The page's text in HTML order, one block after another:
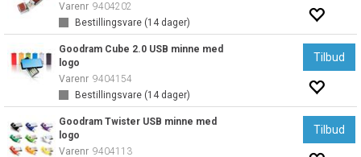
Varenr 9404202
Bestillingsvare (14dager)
Goodram Cube 2.0 USB minne med
logo
Varenr 9404154
Bestillingsvare (14dager)
Tilbud
Goodram Twister USB minne med
logo
Varenr 9404113
Tilbud